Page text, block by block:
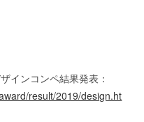
インコンペ結果発表：
result/2019/design.ht